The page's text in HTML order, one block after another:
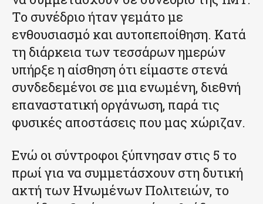
Το συνέδριο ήταν γεμάτο με
ενθουσιασμό και αυτοπεποίθηση. Κατά
τη διάρκεια των τεσσάρων ημερών
υπήρξε η αίσθηση ότι είμαστε στενά
συνδεδεμένοι σε μια ενωμένη, διεθνή
επαναστατική οργάνωση, παρά τις
φυσικές αποστάσεις που μας χώριζαν.
Ενώ οι σύντροφοι ξύπνησαν στις 5 το
πρωί για να συμμετάσχουν στη δυτική
ακτή των Ηνωμένων Πολιτειών, το